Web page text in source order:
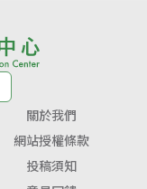
關於我們
網站授權條款
投稿須知